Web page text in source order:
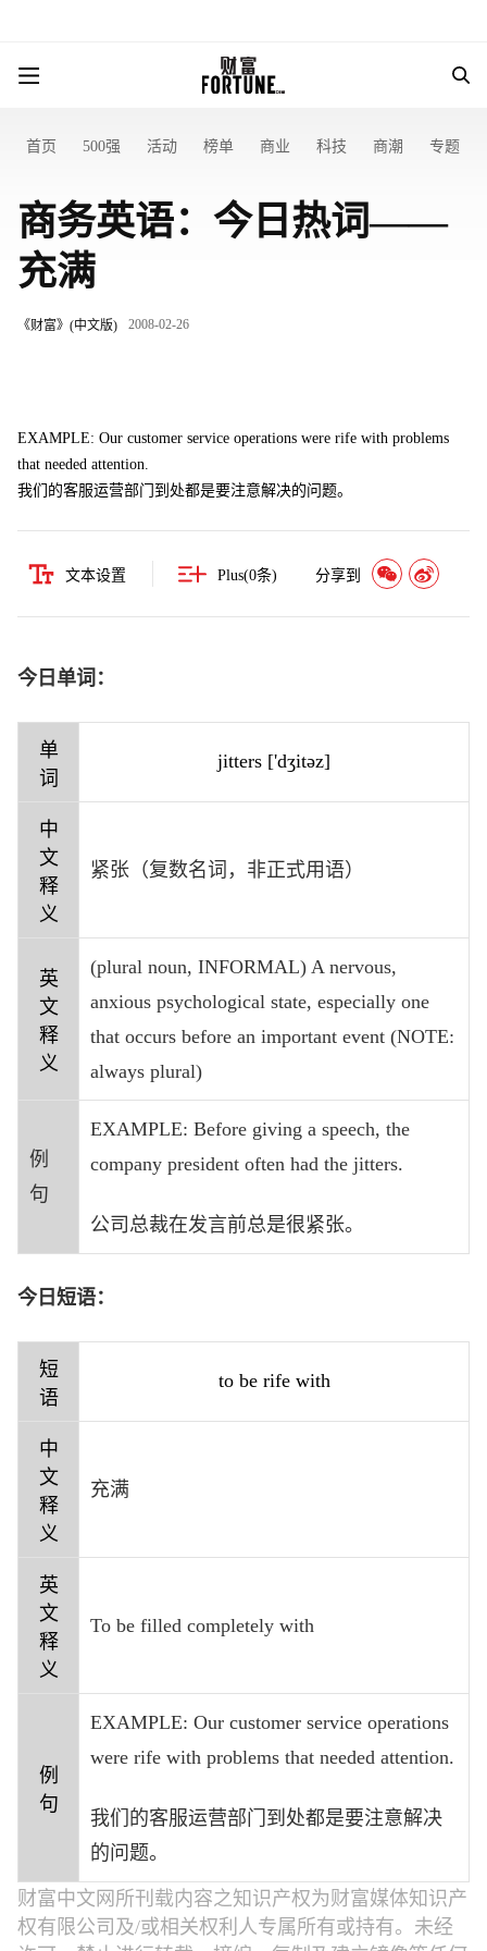
首页 500强 活动 榜单 商业 科技 商潮 专题
商务英语：今日热词——
充满
《财富》(中文版) 2008-02-26
EXAMPLE: Our customer service operations were rife with problems
that needed attention.
我们的客服运营部门到处都是要注意解决的问题。
文本设置 Plus(0条) 分享到
今日单词：
单
词
jitters ['dʒitəz]
中
文
释
义
紧张（复数名词，非正式用语）
英
文
释
义
(plural noun, INFORMAL) A nervous,
anxious psychological state, especially one
that occurs before an important event (NOTE:
always plural)
例
句
EXAMPLE: Before giving a speech, the
company president often had the jitters.
公司总裁在发言前总是很紧张。
今日短语：
短
语
to be rife with
中
文
释
义
充满
英
文
释
义
To be filled completely with
例
句
EXAMPLE: Our customer service operations
were rife with problems that needed attention.
我们的客服运营部门到处都是要注意解决
的问题。
财富中文网所刊载内容之知识产权为财富媒体知识产
权有限公司及/或相关权利人专属所有或持有。未经